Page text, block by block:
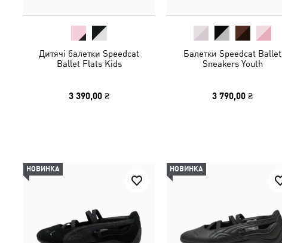
Дитячі балетки Speedcat
Ballet Flats Kids
3 390,00 ₴
Балетки Speedcat Ballet
Sneakers Youth
3 790,00 ₴
НОВИНКА НОВИНКА